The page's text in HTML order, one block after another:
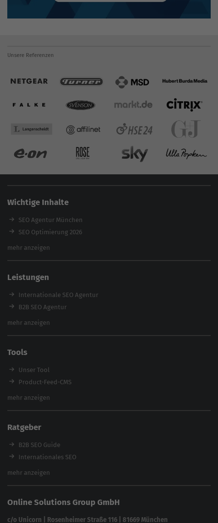
Unsere Referenzen
Wichtige Inhalte
SEO Agentur München
SEO Optimierung 2026
Backlink-Audit 2026
Referenzen
E-Books
Magazin
mehr anzeigen
Leistungen
Internationale SEO Agentur
B2B SEO Agentur
Inhouse SEO Agentur
Enterprise SEO Agentur
Workshops
mehr anzeigen
Tools
Unser Tool
Product-Feed-CMS
Website Analyse
Backlink-Check
Ladezeiten-Check
Brand Protection Tool
Website SEO Check
feed2content.ai
mehr anzeigen
Ratgeber
B2B SEO Guide
Internationales SEO
eCommerce SEO
In ChatGPT gefunden werden
Linkbuilding 2025
mehr anzeigen
Online Solutions Group GmbH
c/o Unicorn | Rosenheimer Straße 116 | 81669 München